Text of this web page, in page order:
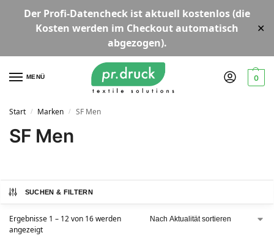
Der Profi-Datencheck ist aktuell kostenlos(die
Kosten werden im Checkout automatisch
abgezogen).
✕
MENÜ 0
Start / Marken / SF Men
SF Men
SUCHEN & FILTERN
Ergebnisse 1 – 12 von 16 werden
angezeigt